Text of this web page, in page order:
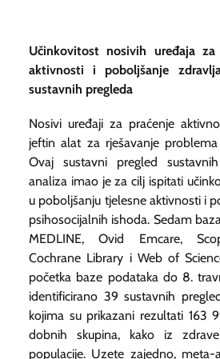
Učinkovitost nosivih uređaja za
aktivnosti i poboljšanje
sustavnih pregleda
Nosivi uređaji za praćenje
jeftin alat za rješavanje
Ovaj sustavni pregled
analiza imao je za cilj ispitati
u poboljšanju tjelesne aktivnosti i
psihosocijalnih ishoda. Sedam
MEDLINE, Ovid Emcare,
Cochrane Library i Web of
početka baze podataka do 8.
identificirano 39 sustavnih
kojima su prikazani rezultati 163
dobnih skupina, kako iz
populacije. Uzete zajedno, meta-